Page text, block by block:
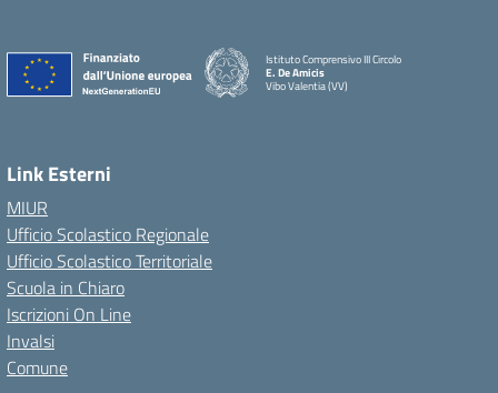
Istituto Comprensivo III Circolo
E. De Amicis
Vibo Valentia (VV)
Link Esterni
MIUR
Ufficio Scolastico Regionale
Ufficio Scolastico Territoriale
Scuola in Chiaro
Iscrizioni On Line
Invalsi
Comune